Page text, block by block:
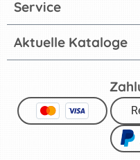
Aktuelle Kataloge
Service